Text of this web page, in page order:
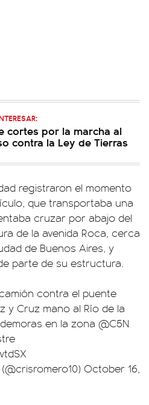
cortes por la marcha al
contra la Ley de Tierras
registraron el momento
que transportaba una
cruzar por abajo del
de la avenida Roca, cerca
de Buenos Aires, y
parte de su estructura.
contra el puente
y Cruz mano al Río de la
en la zona @C5N
October 16,